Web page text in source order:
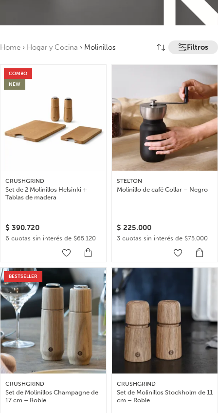
Home › Hogar y Cocina › Molinillos Filtros
COMBO
NEW
CRUSHGRIND
Set de 2 Molinillos Helsinki +
Tablas de madera
$ 390.720
6 cuotas sin interés de $65.120
STELTON
Molinillo de café Collar – Negro
$ 225.000
3 cuotas sin interés de $75.000
BESTSELLER
CRUSHGRIND
Set de Molinillos Champagne de
17 cm – Roble
CRUSHGRIND
Set de Molinillos Stockholm de 11
cm – Roble